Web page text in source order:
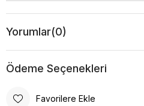
Yorumlar(0)
Ödeme Seçenekleri
Favorilere Ekle